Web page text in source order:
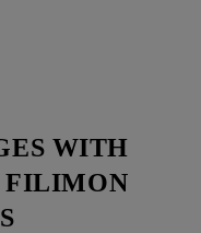
WITH
FILIMON